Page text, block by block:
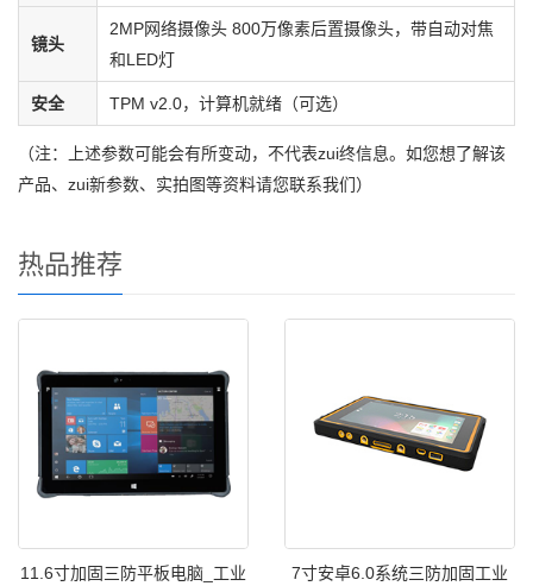
镜头
2MP网络摄像头 800万像素后置摄像头，带自动对焦
和LED灯
安全 TPM v2.0，计算机就绪（可选）
（注：上述参数可能会有所变动，不代表zui终信息。如您想了解该
产品、zui新参数、实拍图等资料请您联系我们）
热品推荐
11.6寸加固三防平板电脑_工业
7寸安卓6.0系统三防加固工业